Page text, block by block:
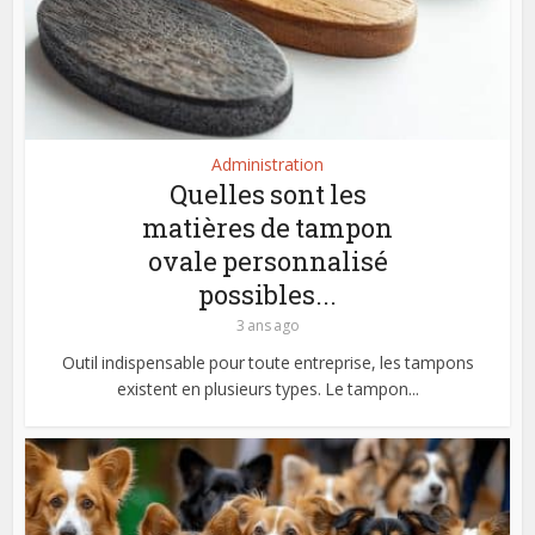
Administration
Quelles sont les
matières de tampon
ovale personnalisé
possibles...
3 ans ago
Outil indispensable pour toute entreprise, les tampons
existent en plusieurs types. Le tampon...